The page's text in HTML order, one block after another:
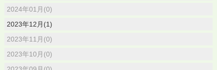
2024年01月(0)
2023年12月(1)
2023年11月(0)
2023年10月(0)